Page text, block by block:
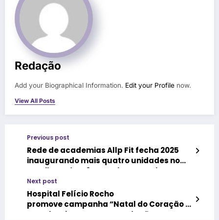
Redação
Add your Biographical Information. Edit your Profile now.
View All Posts
Previous post
Rede de academias Allp Fit fecha 2025
inaugurando mais quatro unidades no
Brasil, sendo três em Minas Gerais e uma
em São Paulo
Next post
Hospital Felício Rocho
promove campanha “Natal do Coração –
Doe Alegria”, para arrecadação